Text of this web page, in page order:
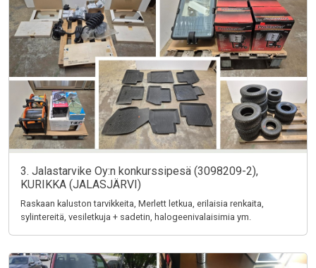
3. Jalastarvike Oy:n konkurssipesä (3098209-2),
KURIKKA (JALASJÄRVI)
Raskaan kaluston tarvikkeita, Merlett letkua, erilaisia renkaita,
sylintereitä, vesiletkuja + sadetin, halogeenivalaisimia ym.